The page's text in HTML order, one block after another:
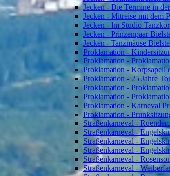
Jecken - Die Termine in
Jecken - Mitreise mit dem
Jecken - Im Studio
Jecken - Prinzenpaar
Jecken - Tanzmäuse
Proklamation -
Proklamation -
Proklamation - Korpsapell
Proklamation - 25 Jahre
Proklamation -
Proklamation -
Proklamation - Karneval
Proklamation -
Straßenkarneval -
Straßenkarneval -
Straßenkarneval -
Straßenkarneval -
Straßenkarneval -
Straßenkarneval -